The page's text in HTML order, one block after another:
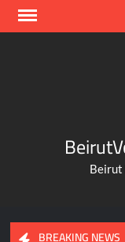
Skip
Beirut
BREAKING NEWS
Beirut To Batroun